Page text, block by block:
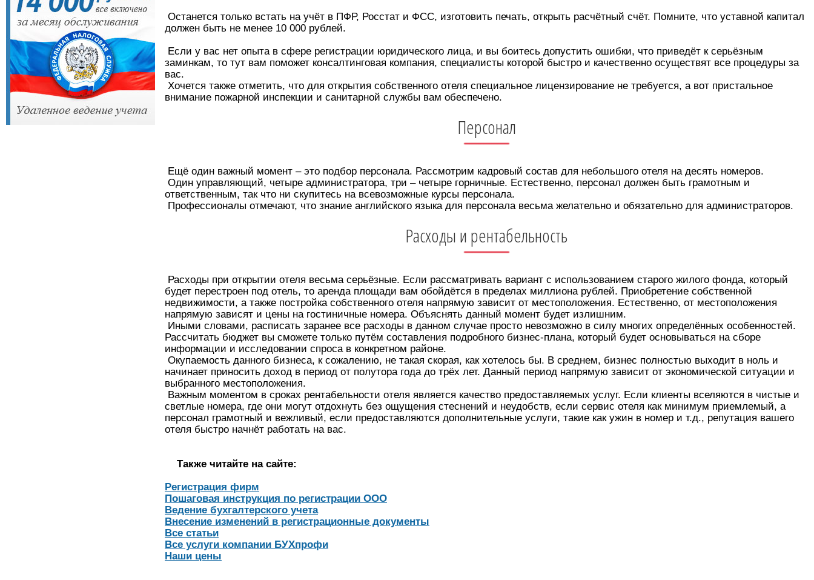
Останется только встать на учёт в ПФР, Росстат и ФСС, изготовить печать, открыть расчётный счёт. Помните, что уставной капитал
должен быть не менее 10 000 рублей.
Если у вас нет опыта в сфере регистрации юридического лица, и вы боитесь допустить ошибки, что приведёт к серьёзным
заминкам, то тут вам поможет консалтинговая компания, специалисты которой быстро и качественно осуществят все процедуры за
вас.
Хочется также отметить, что для открытия собственного отеля специальное лицензирование не требуется, а вот пристальное
внимание пожарной инспекции и санитарной службы вам обеспечено.
Персонал
Ещё один важный момент – это подбор персонала. Рассмотрим кадровый состав для небольшого отеля на десять номеров.
Один управляющий, четыре администратора, три – четыре горничные. Естественно, персонал должен быть грамотным и
ответственным, так что ни скупитесь на всевозможные курсы персонала.
Профессионалы отмечают, что знание английского языка для персонала весьма желательно и обязательно для администраторов.
Расходы и рентабельность
Расходы при открытии отеля весьма серьёзные. Если рассматривать вариант с использованием старого жилого фонда, который
будет перестроен под отель, то аренда площади вам обойдётся в пределах миллиона рублей. Приобретение собственной
недвижимости, а также постройка собственного отеля напрямую зависит от местоположения. Естественно, от местоположения
напрямую зависят и цены на гостиничные номера. Объяснять данный момент будет излишним.
Иными словами, расписать заранее все расходы в данном случае просто невозможно в силу многих определённых особенностей.
Рассчитать бюджет вы сможете только путём составления подробного бизнес-плана, который будет основываться на сборе
информации и исследовании спроса в конкретном районе.
Окупаемость данного бизнеса, к сожалению, не такая скорая, как хотелось бы. В среднем, бизнес полностью выходит в ноль и
начинает приносить доход в период от полутора года до трёх лет. Данный период напрямую зависит от экономической ситуации и
выбранного местоположения.
Важным моментом в сроках рентабельности отеля является качество предоставляемых услуг. Если клиенты вселяются в чистые и
светлые номера, где они могут отдохнуть без ощущения стеснений и неудобств, если сервис отеля как минимум приемлемый, а
персонал грамотный и вежливый, если предоставляются дополнительные услуги, такие как ужин в номер и т.д., репутация вашего
отеля быстро начнёт работать на вас.
Также читайте на сайте:
Регистрация фирм
Пошаговая инструкция по регистрации ООО
Ведение бухгалтерского учета
Внесение изменений в регистрационные документы
Все статьи
Все услуги компании БУХпрофи
Наши цены